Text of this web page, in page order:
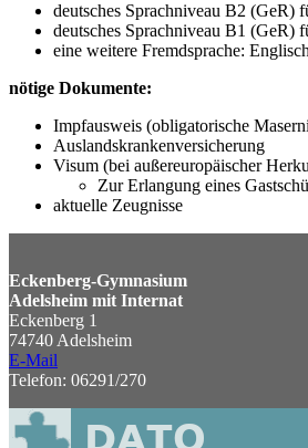
deutsches Sprachniveau B2 (GeR)
deutsches Sprachniveau B1 (GeR)
eine weitere Fremdsprache:
nötige Dokumente:
Impfausweis (obligatorische
Auslandskrankenversicherung
Visum (bei außereuropäischer
Zur Erlangung eines
aktuelle Zeugnisse
Eckenberg-Gymnasium
Adelsheim mit Internat
Eckenberg 1
74740 Adelsheim
E-Mail
Telefon: 06291/270